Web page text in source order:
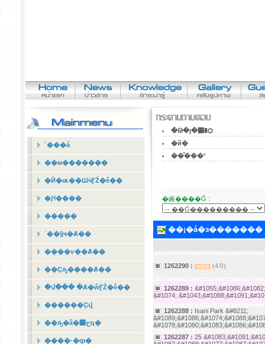
˹���á
��м�������
�Ӣ�ѭ��ШӵӺŹ�ê��
�Ԩ����
�����
˹��§ҹ�Ⱥ��
����ѵ��Ⱥ��
��Ҫԡ����Ⱥ��
�մ��� �Ⱥ�ŵӺŹ�ê��
������Ҫվ
��ԡ�â�͹حҵ�
����·�ȹ�
�Թ�յ�͹�Ѻ
�й�
��ͧ���¹
�鹵����Ǵ :
��¡�á�з�������
1262290 : (4/0)
1262289 :
&#1074;
1262288 : Isani Park &#8211;
1262287 : 25